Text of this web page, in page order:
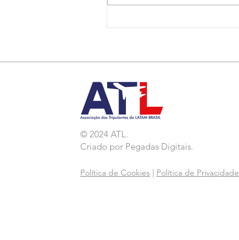
© 2024 ATL.
Criado por Pegadas Digitais.
Política de Cookies Política de Privacidade